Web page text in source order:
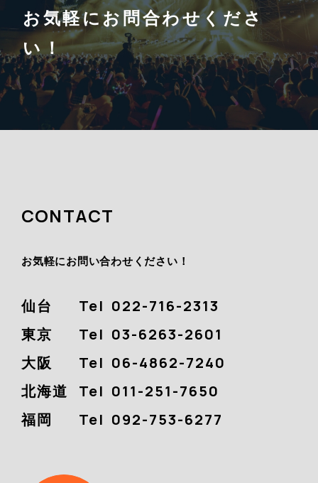
お気軽にお問合わせくださ
い！
CONTACT
お気軽にお問い合わせください！
仙台 Tel 022-716-2313
東京
Tel 03-6263-2601
大阪
Tel 06-4862-7240
北海道
Tel 011-251-7650
福岡
Tel 092-753-6277